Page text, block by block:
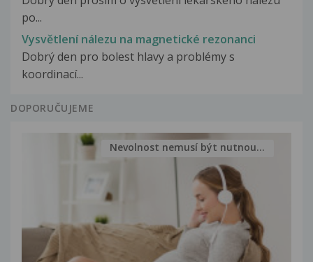
po...
Vysvětlení nálezu na magnetické rezonanci
Dobrý den pro bolest hlavy a problémy s
koordinací...
DOPORUČUJEME
Nevolnost nemusí být nutnou...